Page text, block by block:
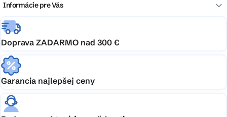
Informácie pre Vás
Doprava ZADARMO nad 300 €
Garancia najlepšej ceny